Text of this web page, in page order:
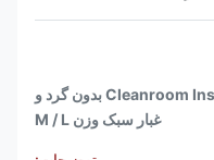
دستکش های نایلونی سه تکه Cleanroom Inspection بدون گرد و
غبار سبک وزن M / L